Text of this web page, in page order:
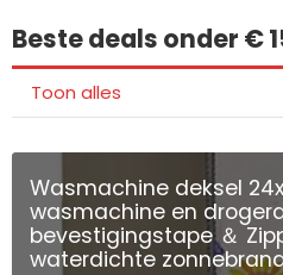
Beste deals onder €
Toon alles
Wasmachine deksel
wasmachine en
bevestigingstape ＆
waterdichte